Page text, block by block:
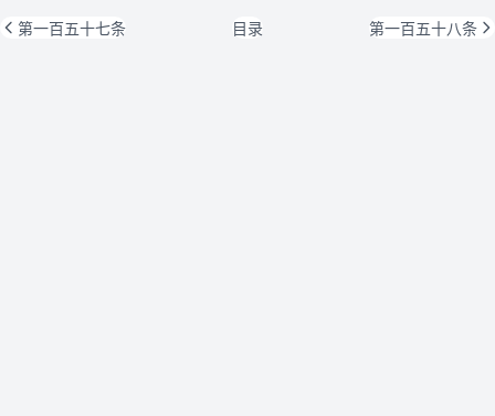
第一百五十七条 目录 第一百五十八条